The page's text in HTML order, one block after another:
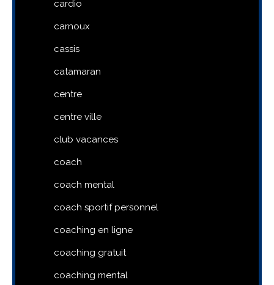
cardio
carnoux
cassis
catamaran
centre
centre ville
club vacances
coach
coach mental
coach sportif personnel
coaching en ligne
coaching gratuit
coaching mental